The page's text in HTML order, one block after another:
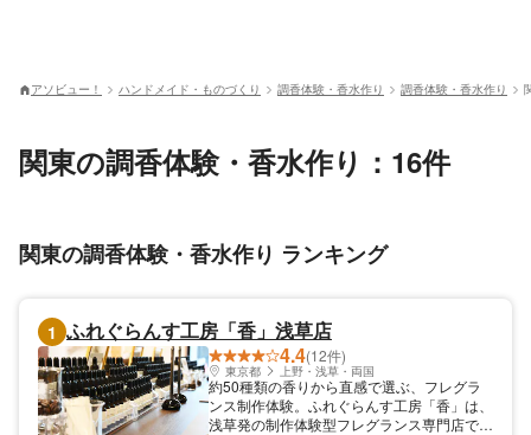
アソビュー！ ハンドメイド・ものづくり 調香体験・香水作り 調香体験・香水作り
関東の調香体験・香水作り：16件
関東の調香体験・香水作り ランキング
1 ふれぐらんす工房「香」浅草店
4.4(12件)
東京都 上野・浅草・両国
約50種類の香りから直感で選ぶ、フレグラ
ンス制作体験。ふれぐらんす工房「香」は、
浅草発の制作体験型フレグランス専門店で